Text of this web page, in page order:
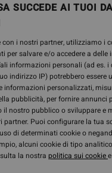
SUCCEDE AI TUOI
i nostri partner, utilizziamo i
per salvare e/o accedere a
informazioni personali (ad es. i
indirizzo IP) potrebbero essere
informazioni personalizzati,
pubblicità, per fornire annunci
il nostro pubblico o sviluppare e
partner. Puoi configurare la tua
di determinati cookie o
alcuni cookie di tipo
la nostra politica sui cookiee